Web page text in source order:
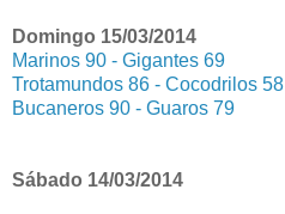
Domingo 15/03/2014
Marinos 90 - Gigantes 69
Trotamundos 86 - Cocodrilos 58
Bucaneros 90 - Guaros 79
Sábado 14/03/2014